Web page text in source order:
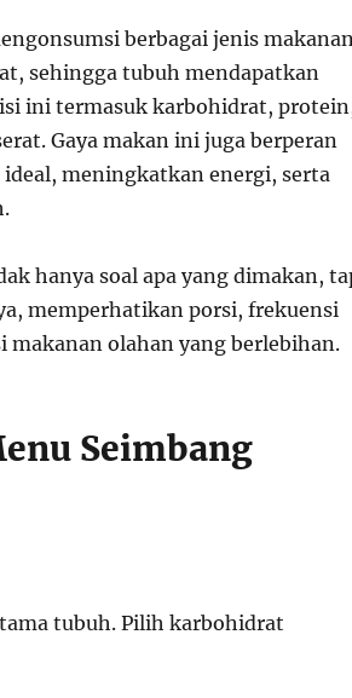
berbagai jenis
sehingga tubuh mendapatkan
ini termasuk karbohidrat,
Gaya makan ini juga berperan
meningkatkan energi, serta
hanya soal apa yang dimakan,
memperhatikan porsi, frekuensi
olahan yang berlebihan.
Seimbang
tubuh. Pilih karbohidrat